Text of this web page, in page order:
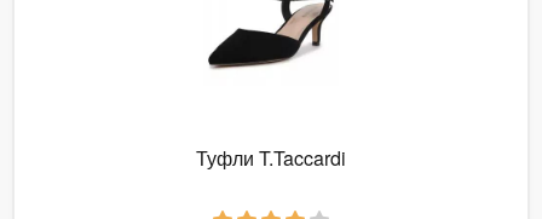
Туфли T.Taccardi